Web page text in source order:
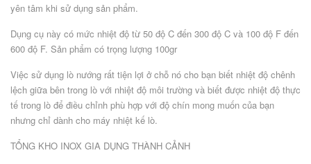
yên tâm khi sử dụng sản phẩm.
Dụng cụ này có mức nhiệt độ từ 50 độ C đến 300 độ C và 100 độ F đến
600 độ F. Sản phẩm có trọng lượng 100gr
Việc sử dụng lò nướng rất tiện lợi ở chỗ nó cho bạn biết nhiệt độ chênh
lệch giữa bên trong lò với nhiệt độ môi trường và biết được nhiệt độ thực
tế trong lò để điều chỉnh phù hợp với độ chín mong muốn của bạn
nhưng chỉ dành cho máy nhiệt kế lò.
TỔNG KHO INOX GIA DỤNG THÀNH CẢNH